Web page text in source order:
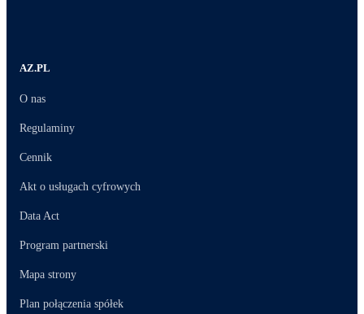
AZ.PL
O nas
Regulaminy
Cennik
Akt o usługach cyfrowych
Data Act
Program partnerski
Mapa strony
Plan połączenia spółek